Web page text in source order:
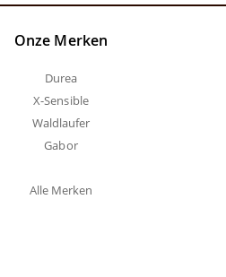
Onze Merken
Durea
X-Sensible
Waldlaufer
Gabor
Alle Merken